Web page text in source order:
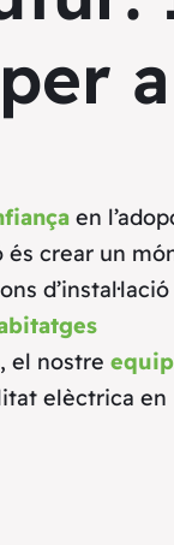
per
en
crear un
d’instal·lació
, el nostre equip
elèctrica en